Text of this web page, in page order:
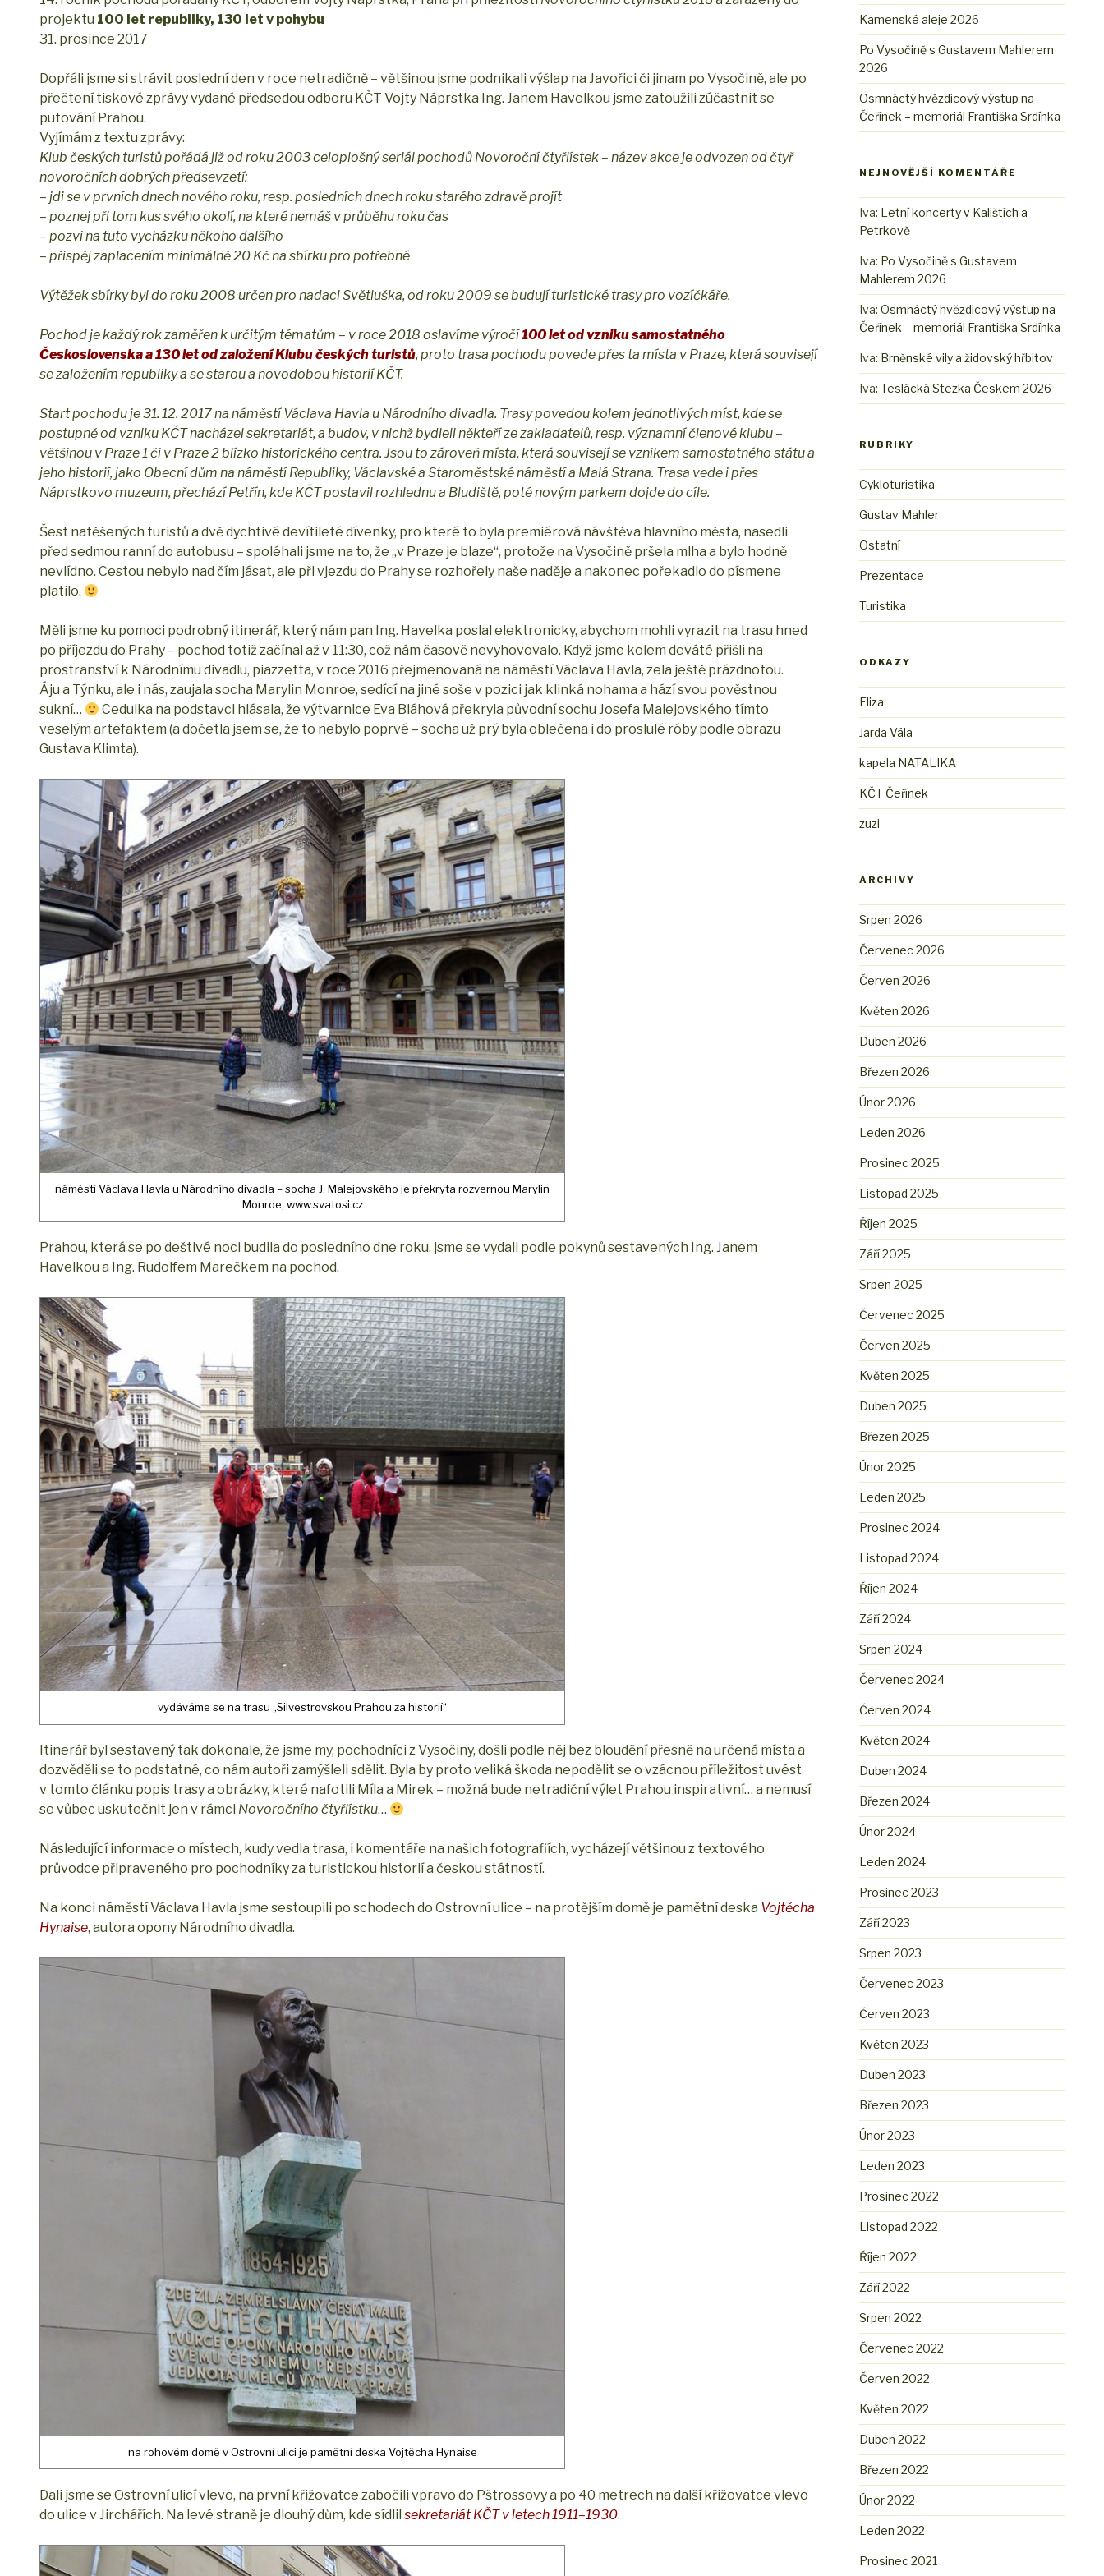
projektu 100 let republiky, 130 let v pohybu
31. prosince 2017
Dopřáli jsme si strávit poslední den v roce netradičně – většinou jsme podnikali výšlap na Javořici či jinam po Vysočině, ale po
přečtení tiskové zprávy vydané předsedou odboru KČT Vojty Náprstka Ing. Janem Havelkou jsme zatoužili zúčastnit se
putování Prahou.
Vyjímám z textu zprávy:
Klub českých turistů pořádá již od roku 2003 celoplošný seriál pochodů Novoroční čtyřlístek – název akce je odvozen od čtyř
novoročních dobrých předsevzetí:
– jdi se v prvních dnech nového roku, resp. posledních dnech roku starého zdravě projít
– poznej při tom kus svého okolí, na které nemáš v průběhu roku čas
– pozvi na tuto vycházku někoho dalšího
– přispěj zaplacením minimálně 20 Kč na sbírku pro potřebné
Výtěžek sbírky byl do roku 2008 určen pro nadaci Světluška, od roku 2009 se budují turistické trasy pro vozíčkáře.
Pochod je každý rok zaměřen k určitým tématům – v roce 2018 oslavíme výročí100 let od vzniku samostatného
Československa a 130 let od založení Klubu českých turistů, proto trasa pochodu povede přes ta místa v Praze, která souvisejí
se založením republiky a se starou a novodobou historií KČT.
Start pochodu je 31. 12. 2017 na náměstí Václava Havla u Národního divadla. Trasy povedou kolem jednotlivých míst, kde se
postupně od vzniku KČT nacházel sekretariát, a budov, v nichž bydleli někteří ze zakladatelů, resp. významní členové klubu –
většinou v Praze 1 či v Praze 2 blízko historického centra. Jsou to zároveň místa, která souvisejí se vznikem samostatného státu a
jeho historií, jako Obecní dům na náměstí Republiky, Václavské a Staroměstské náměstí a Malá Strana. Trasa vede i přes
Náprstkovo muzeum, přechází Petřín, kde KČT postavil rozhlednu a Bludiště, poté novým parkem dojde do cíle.
Šest natěšených turistů a dvě dychtivé devítileté dívenky, pro které to byla premiérová návštěva hlavního města, nasedli
před sedmou ranní do autobusu – spoléhali jsme na to, že „v Praze je blaze“, protože na Vysočině pršela mlha a bylo hodně
nevlídno. Cestou nebylo nad čím jásat, ale při vjezdu do Prahy se rozhořely naše naděje a nakonec pořekadlo do písmene
platilo.
Měli jsme ku pomoci podrobný itinerář, který nám pan Ing. Havelka poslal elektronicky, abychom mohli vyrazit na trasu hned
po příjezdu do Prahy – pochod totiž začínal až v 11:30, což nám časově nevyhovovalo. Když jsme kolem deváté přišli na
prostranství k Národnímu divadlu, piazzetta, v roce 2016 přejmenovaná na náměstí Václava Havla, zela ještě prázdnotou.
Áju a Týnku, ale i nás, zaujala socha Marylin Monroe, sedící na jiné soše v pozici jak klinká nohama a hází svou pověstnou
sukní…
Cedulka na podstavci hlásala, že výtvarnice Eva Bláhová překryla původní sochu Josefa Malejovského tímto
veselým artefaktem (a dočetla jsem se, že to nebylo poprvé – socha už prý byla oblečena i do proslulé róby podle obrazu
Gustava Klimta).
náměstí Václava Havla u Národního divadla – socha J. Malejovského je překryta rozvernou Marylin
Monroe; www.svatosi.cz
Prahou, která se po deštivé noci budila do posledního dne roku, jsme se vydali podle pokynů sestavených Ing. Janem
Havelkou a Ing. Rudolfem Marečkem na pochod.
vydáváme se na trasu „Silvestrovskou Prahou za historií“
Itinerář byl sestavený tak dokonale, že jsme my, pochodníci z Vysočiny, došli podle něj bez bloudění přesně na určená místa a
dozvěděli se to podstatné, co nám autoři zamýšleli sdělit. Byla by proto veliká škoda nepodělit se o vzácnou příležitost uvést
v tomto článku popis trasy a obrázky, které nafotili Míla a Mirek – možná bude netradiční výlet Prahou inspirativní… a nemusí
se vůbec uskutečnit jen v rámci Novoročního čtyřlístku…
Následující informace o místech, kudy vedla trasa, i komentáře na našich fotografiích, vycházejí většinou z textového
průvodce připraveného pro pochodníky za turistickou historií a českou státností.
Na konci náměstí Václava Havla jsme sestoupili po schodech do Ostrovní ulice – na protějším domě je pamětní deska Vojtěcha
Hynaise, autora opony Národního divadla.
na rohovém domě v Ostrovní ulici je pamětní deska Vojtěcha Hynaise
Dali jsme se Ostrovní ulicí vlevo, na první křižovatce zabočili vpravo do Pštrossovy a po 40 metrech na další křižovatce vlevo
do ulice v Jirchářích. Na levé straně je dlouhý dům, kde sídlil sekretariát KČT v letech 1911–1930.
Kamenské aleje 2026
Po Vysočině s Gustavem Mahlerem
2026
Osmnáctý hvězdicový výstup na
Čeřínek – memoriál Františka Srdínka
NEJNOVĚJŠÍ KOMENTÁŘE
Iva: Letní koncerty v Kalištích a
Petrkově
Iva: Po Vysočině s Gustavem
Mahlerem 2026
Iva:Osmnáctý hvězdicový výstup na
Čeřínek – memoriál Františka Srdínka
Iva: Brněnské vily a židovský hřbitov
Iva:Teslácká Stezka Českem 2026
RUBRIKY
Cykloturistika
Gustav Mahler
Ostatní
Prezentace
Turistika
ODKAZY
Eliza
Jarda Vála
kapela NATALIKA
KČT Čeřínek
zuzi
ARCHIVY
Srpen 2026
Červenec 2026
Červen 2026
Květen 2026
Duben 2026
Březen 2026
Únor 2026
Leden 2026
Prosinec 2025
Listopad 2025
Říjen 2025
Září 2025
Srpen 2025
Červenec 2025
Červen 2025
Květen 2025
Duben 2025
Březen 2025
Únor 2025
Leden 2025
Prosinec 2024
Listopad 2024
Říjen 2024
Září 2024
Srpen 2024
Červenec 2024
Červen 2024
Květen 2024
Duben 2024
Březen 2024
Únor 2024
Leden 2024
Prosinec 2023
Září 2023
Srpen 2023
Červenec 2023
Červen 2023
Květen 2023
Duben 2023
Březen 2023
Únor 2023
Leden 2023
Prosinec 2022
Listopad 2022
Říjen 2022
Září 2022
Srpen 2022
Červenec 2022
Červen 2022
Květen 2022
Duben 2022
Březen 2022
Únor 2022
Leden 2022
Prosinec 2021